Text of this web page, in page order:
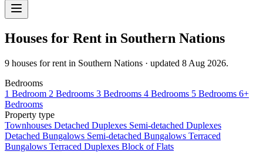
Houses for Rent in Southern Nations
9 houses for rent in Southern Nations · updated 8 Aug 2026.
Bedrooms
1 Bedroom 2 Bedrooms 3 Bedrooms 4 Bedrooms 5 Bedrooms 6+
Bedrooms
Property type
Townhouses Detached Duplexes Semi-detached Duplexes
Detached Bungalows Semi-detached Bungalows Terraced
Bungalows Terraced Duplexes Block of Flats